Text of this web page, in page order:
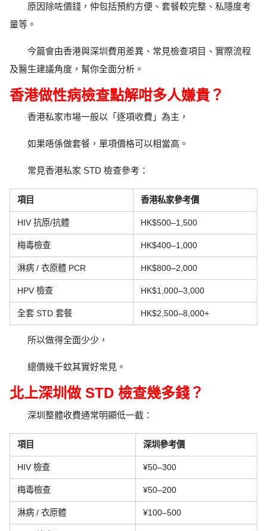
原因除咗價錢，仲包括預約方便、套餐較完整、私隱度考
量等。
今篇會由香港與深圳費用差異、常見檢查項目、實際流程
及醫生建議角度，幫你全面分析。
香港做性病檢查點解咁多人嫌貴？
香港私家市場一般以「逐項收費」為主，
如果唔係做套餐，單項價格可以相當高。
常見香港私家 STD 檢查參考：
項目 香港私家參考價
HIV 抗原/抗體 HK$500–1,500
梅毒檢查 HK$400–1,000
淋病 / 衣原體 PCR HK$800–2,000
HPV 檢查 HK$1,000–3,000
全套 STD 套餐 HK$2,500–8,000+
所以做得全面少少，
總價幾千蚊其實好常見。
北上深圳做 STD 檢查幾多錢？
深圳整體收費通常明顯低一截：
項目 深圳參考價
HIV 檢查 ¥50–300
梅毒檢查 ¥50–200
淋病 / 衣原體 ¥100–500